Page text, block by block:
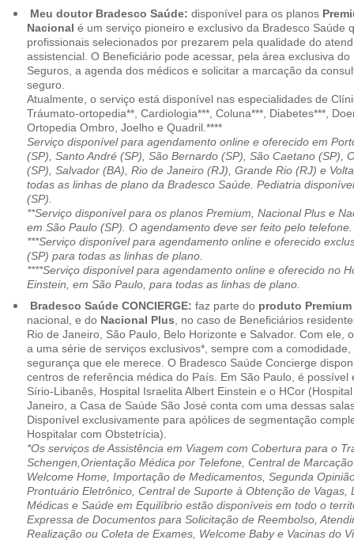
Meu doutor Bradesco Saúde: disponível para os planos
Nacional é um serviço pioneiro e exclusivo da Bradesco Saúde
profissionais selecionados por prezarem pela qualidade do
assistencial. O Beneficiário pode acessar, pela área exclusiva
Seguros, a agenda dos médicos e solicitar a marcação da
seguro.
Atualmente, o serviço está disponível nas especialidades de
Tráumato-ortopedia**, Cardiologia***, Coluna***, Diabetes***,
Ortopedia Ombro, Joelho e Quadril.****
Serviço disponível para agendamento online e oferecido em
(SP), Santo André (SP), São Bernardo (SP), São Caetano (SP),
(SP), Salvador (BA), Rio de Janeiro (RJ), Grande Rio (RJ) e
todas as linhas de plano da Bradesco Saúde. Pediatria
(SP).
**Serviço disponível para os planos Premium, Nacional Plus e
em São Paulo (SP). O agendamento deve ser feito pelo telefone.
***Serviço disponível para agendamento online e oferecido
(SP) para todas as linhas de plano.
****Serviço disponível para agendamento online e oferecido no
Einstein, em São Paulo, para todas as linhas de plano.
Bradesco Saúde CONCIERGE: faz parte do produto Premium
nacional, e do Nacional Plus , no caso de Beneficiários
Rio de Janeiro, São Paulo, Belo Horizonte e Salvador. Com ele,
a uma série de serviços exclusivos*, sempre com a
segurança que ele merece. O Bradesco Saúde Concierge
centros de referência médica do País. Em São Paulo, é possível
Sírio-Libanês, Hospital Israelita Albert Einstein e o HCor
Janeiro, a Casa de Saúde São José conta com uma dessas
Disponível exclusivamente para apólices de segmentação
Hospitalar com Obstetrícia).
*Os serviços de Assistência em Viagem com Cobertura para o
Schengen,Orientação Médica por Telefone, Central de
Welcome Home, Importação de Medicamentos, Segunda
Prontuário Eletrônico, Central de Suporte à Obtenção de Vagas,
Médicas e Saúde em Equilíbrio estão disponíveis em todo o
Expressa de Documentos para Solicitação de Reembolso,
Realização ou Coleta de Exames, Welcome Baby e Vacinas do